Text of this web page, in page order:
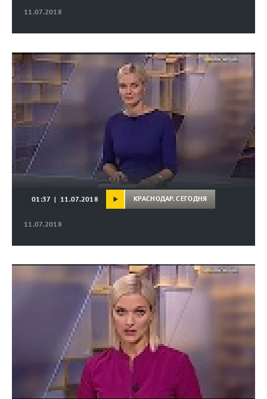
11.07.2018
11.07.2018
01:37 | 11.07.2018 КРАСНОДАР. СЕГОДНЯ